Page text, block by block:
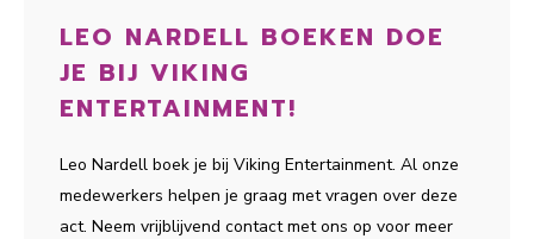
LEO NARDELL BOEKEN DOE
JE BIJ VIKING
ENTERTAINMENT!
Leo Nardell boek je bij Viking Entertainment. Al onze
medewerkers helpen je graag met vragen over deze
act. Neem vrijblijvend contact met ons op voor meer